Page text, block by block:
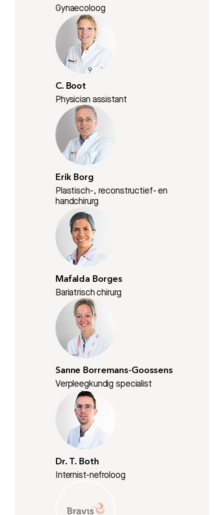
Gynaecoloog
C. Boot
Physician assistant
Erik Borg
Plastisch-, reconstructief- en
handchirurg
Mafalda Borges
Bariatrisch chirurg
Sanne Borremans-Goossens
Verpleegkundig specialist
Dr. T. Both
Internist-nefroloog